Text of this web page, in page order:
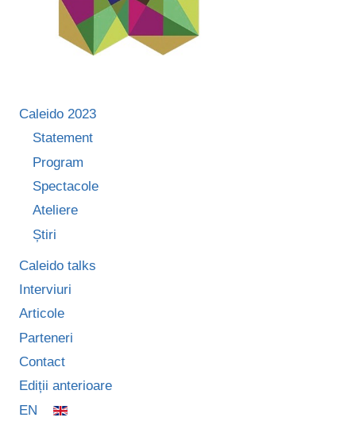
Caleido 2023
Statement
Program
Spectacole
Ateliere
Știri
Caleido talks
Interviuri
Articole
Parteneri
Contact
Ediții anterioare
EN